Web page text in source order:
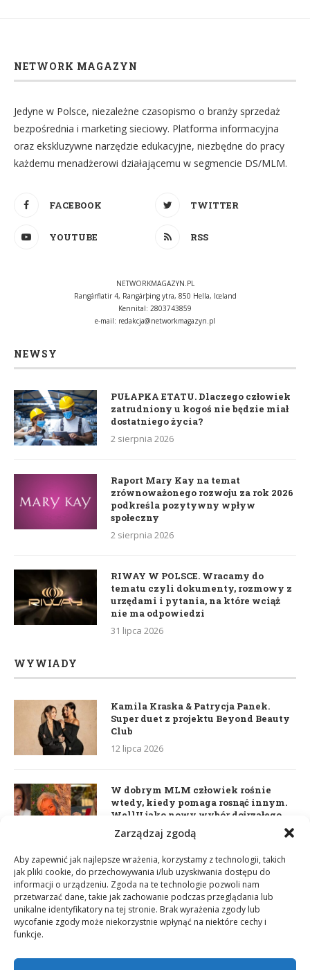
Zarządzaj zgodą
Aby zapewnić jak najlepsze wrażenia, korzystamy z technologii, takich
jak pliki cookie, do przechowywania i/lub uzyskiwania dostępu do
informacji o urządzeniu. Zgoda na te technologie pozwoli nam
przetwarzać dane, takie jak zachowanie podczas przeglądania lub
unikalne identyfikatory na tej stronie. Brak wyrażenia zgody lub
wycofanie zgody może niekorzystnie wpłynąć na niektóre cechy i
funkcje.
NETWORK MAGAZYN
Jedyne w Polsce, niezależne czasopismo o branży sprzedaż
bezpośrednia i marketing sieciowy. Platforma informacyjna
oraz ekskluzywne narzędzie edukacyjne, niezbędne do pracy
każdemu menadżerowi działającemu w segmencie DS/MLM.
FACEBOOK TWITTER
YOUTUBE RSS
NETWORKMAGAZYN.PL
Rangárflatir 4, Rangárþing ytra, 850 Hella, Iceland
Kennital: 2803743859
e-mail: redakcja@networkmagazyn.pl
NEWSY
PUŁAPKA ETATU. Dlaczego człowiek
zatrudniony u kogoś nie będzie miał
dostatniego życia?
2 sierpnia 2026
Raport Mary Kay na temat
zrównoważonego rozwoju za rok 2026
podkreśla pozytywny wpływ
społeczny
2 sierpnia 2026
RIWAY W POLSCE. Wracamy do
tematu czyli dokumenty, rozmowy z
urzędami i pytania, na które wciąż
nie ma odpowiedzi
31 lipca 2026
WYWIADY
Kamila Kraska & Patrycja Panek.
Super duet z projektu Beyond Beauty
Club
12 lipca 2026
W dobrym MLM człowiek rośnie
wtedy, kiedy pomaga rosnąć innym.
WellU jako nowy wybór dojrzałego
lidera
Daria Dudzik. Kocham Cię
17 kwietnia 2026